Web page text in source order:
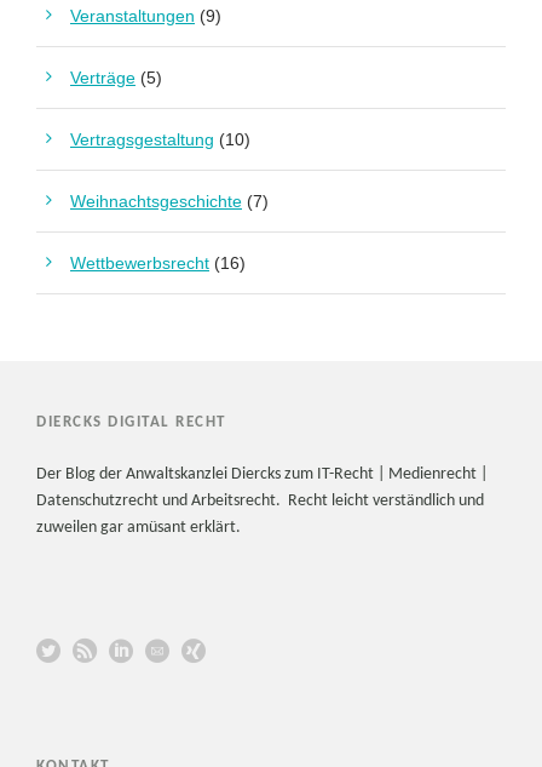
Veranstaltungen (9)
Verträge (5)
Vertragsgestaltung (10)
Weihnachtsgeschichte (7)
Wettbewerbsrecht (16)
DIERCKS DIGITAL RECHT
Der Blog der Anwaltskanzlei Diercks zum IT-Recht | Medienrecht |
Datenschutzrecht und Arbeitsrecht. Recht leicht verständlich und
zuweilen gar amüsant erklärt.